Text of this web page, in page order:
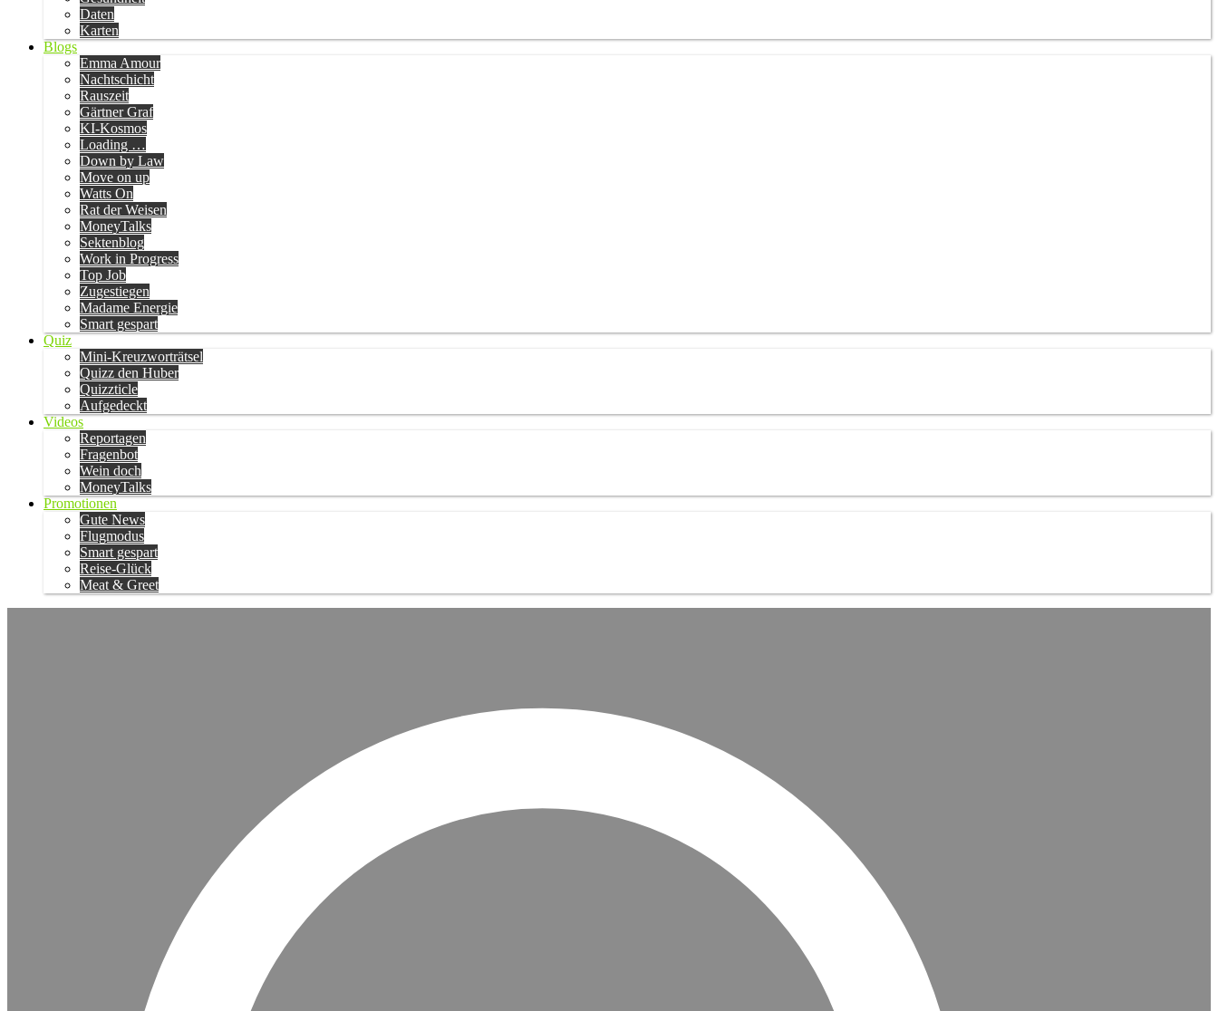
Daten
Karten
Blogs
Emma Amour
Nachtschicht
Rauszeit
Gärtner Graf
KI-Kosmos
Loading …
Down by Law
Move on up
Watts On
Rat der Weisen
MoneyTalks
Sektenblog
Work in Progress
Top Job
Zugestiegen
Madame Energie
Smart gespart
Quiz
Mini-Kreuzworträtsel
Quizz den Huber
Quizzticle
Aufgedeckt
Videos
Reportagen
Fragenbot
Wein doch
MoneyTalks
Promotionen
Gute News
Flugmodus
Smart gespart
Reise-Glück
Meat & Greet